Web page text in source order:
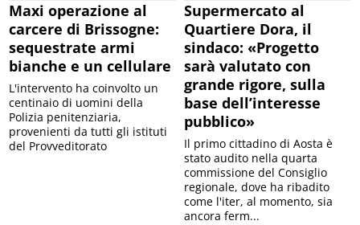
Maxi operazione al
carcere di Brissogne:
sequestrate armi
bianche e un cellulare
L'intervento ha coinvolto un
centinaio di uomini della
Polizia penitenziaria,
provenienti da tutti gli istituti
del Provveditorato
Supermercato al
Quartiere Dora, il
sindaco: «Progetto
sarà valutato con
grande rigore, sulla
base dell’interesse
pubblico»
Il primo cittadino di Aosta è
stato audito nella quarta
commissione del Consiglio
regionale, dove ha ribadito
come l'iter, al momento, sia
ancora ferm...